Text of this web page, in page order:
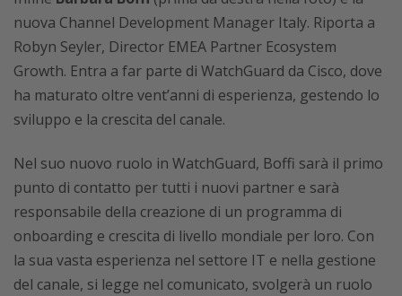
nuova Channel Development Manager Italy. Riporta a
Robyn Seyler, Director EMEA Partner Ecosystem
Growth. Entra a far parte di WatchGuard da Cisco, dove
ha maturato oltre vent’anni di esperienza, gestendo lo
sviluppo e la crescita del canale.
Nel suo nuovo ruolo in WatchGuard, Boffi sarà il primo
punto di contatto per tutti i nuovi partner e sarà
responsabile della creazione di un programma di
onboarding e crescita di livello mondiale per loro. Con
la sua vasta esperienza nel settore IT e nella gestione
del canale, si legge nel comunicato, svolgerà un ruolo